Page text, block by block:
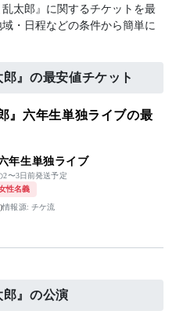
太郎』に関するチケットを最
・日程などの条件から簡単に
』の最安値チケット
』六年生単独ライブの最
年生単独ライブ
2〜3日前発送予定
性名義
情報源: チケ流
郎』の公演